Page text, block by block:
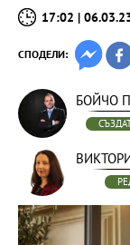
17:02 |
СПОДЕЛИ:
БОЙЧО